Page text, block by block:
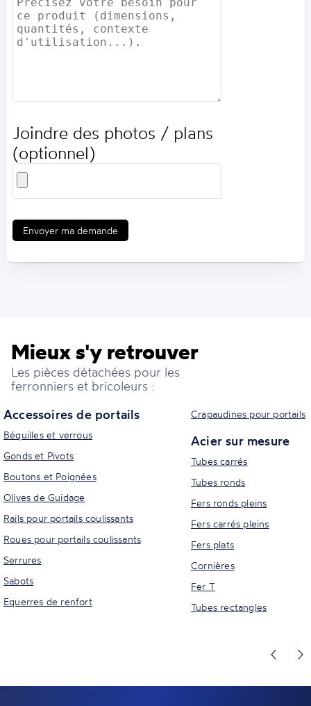
Joindre des photos / plans
(optionnel)
Envoyer ma demande
Mieux s'y retrouver
Les pièces détachées pour les
ferronniers et bricoleurs :
Accessoires de portails
Béquilles et verrous
Gonds et Pivots
Boutons et Poignées
Olives de Guidage
Rails pour portails coulissants
Roues pour portails coulissants
Serrures
Sabots
Equerres de renfort
Crapaudines pour portails
Acier sur mesure
Tubes carrés
Tubes ronds
Fers ronds pleins
Fers carrés pleins
Fers plats
Cornières
Fer T
Tubes rectangles